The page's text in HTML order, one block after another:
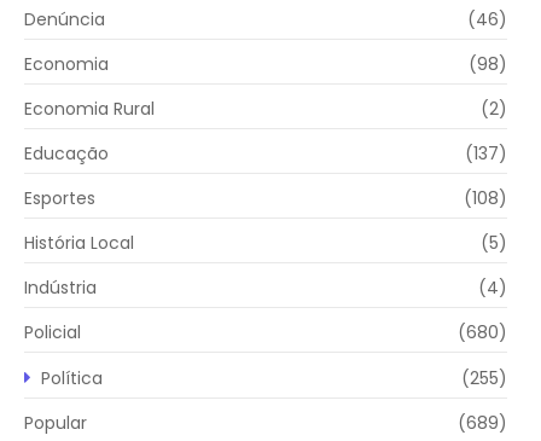
Denúncia
(46)
Economia
(98)
Economia Rural
(2)
Educação
(137)
Esportes
(108)
História Local
(5)
Indústria
(4)
Policial
(680)
Política
(255)
Popular
(689)